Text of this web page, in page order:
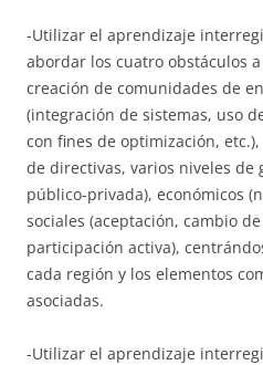
-Utilizar el aprendizaje
abordar los cuatro obstáculos
creación de comunidades de
(integración de sistemas, uso
con fines de optimización,
de directivas, varios niveles de
público-privada), económicos
sociales (aceptación, cambio
participación activa),
cada región y los elementos
asociadas.
-Utilizar el aprendizaje